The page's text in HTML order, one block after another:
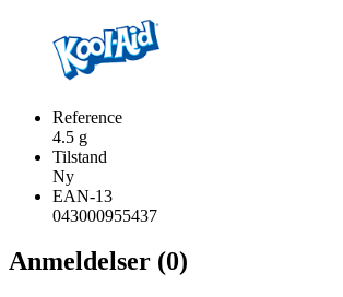
Reference
4.5 g
Tilstand
Ny
EAN-13
043000955437
Anmeldelser (0)